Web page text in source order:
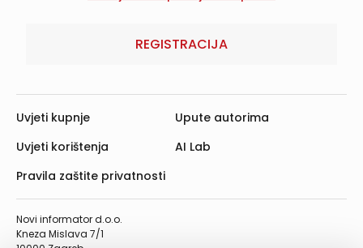
REGISTRACIJA
Novi informator d.o.o.
Kneza Mislava 7/1
Uvjeti kupnje
Uvjeti korištenja
Pravila zaštite privatnosti
Upute autorima
AI Lab